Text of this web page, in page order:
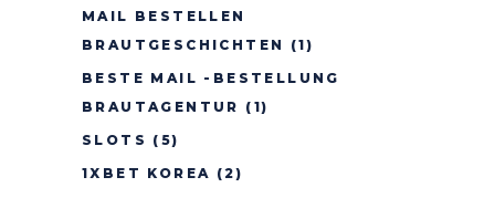
MAIL BESTELLEN
BRAUTGESCHICHTEN
(1)
BESTE MAIL -BESTELLUNG
BRAUTAGENTUR (1)
SLOTS (5)
1XBET KOREA (2)